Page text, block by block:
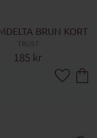
BRUN KORT
TRUST
185 kr
Lägg till